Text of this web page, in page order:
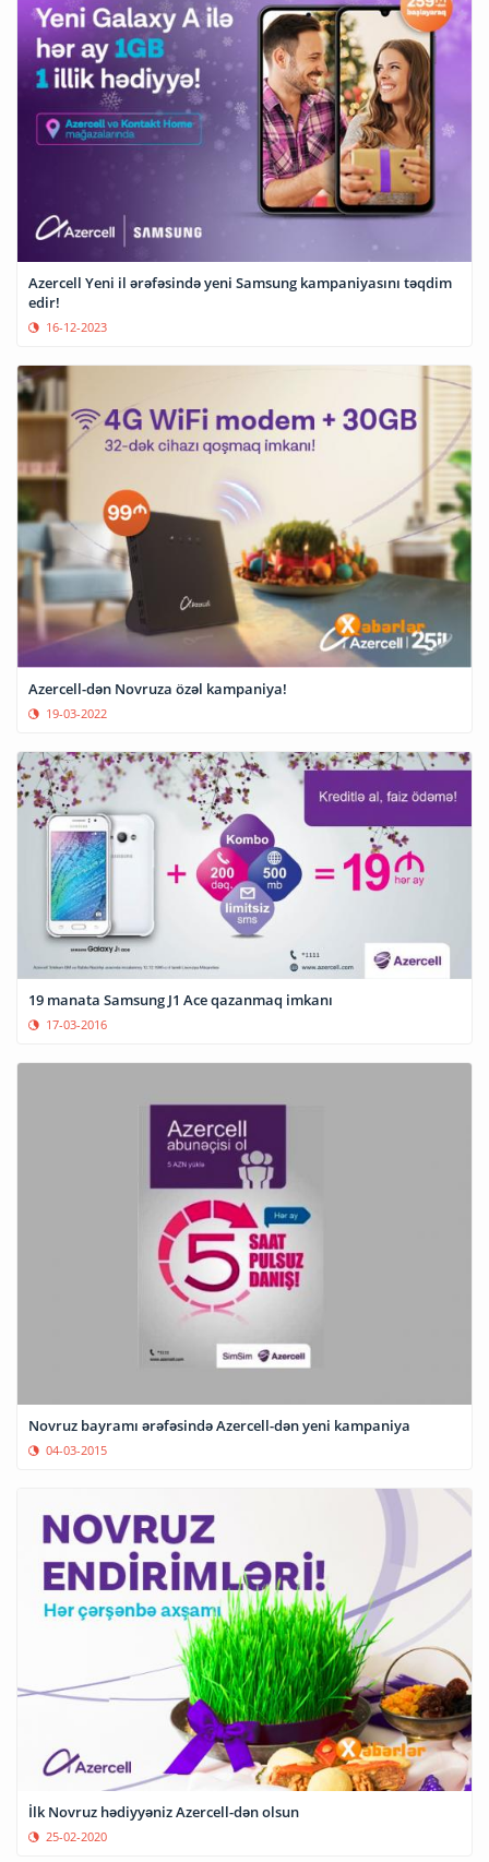
Azercell Yeni il ərəfəsində yeni Samsung kampaniyasını təqdim
16-12-2023
Azercell-dən Novruza özəl kampaniya!
19-03-2022
19 manata Samsung J1 Ace qazanmaq imkanı
17-03-2016
Novruz bayramı ərəfəsində Azercell-dən yeni kampaniya
04-03-2015
İlk Novruz hədiyyəniz Azercell-dən olsun
25-02-2020